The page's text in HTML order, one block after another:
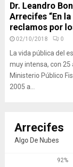
Dr. Leandro
Arrecifes “En
reclamos por
02/10/2018 0
La vida pública del
muy intensa, con 25
Ministerio Público
2005 a...
Arrecifes
Algo De Nubes
92%